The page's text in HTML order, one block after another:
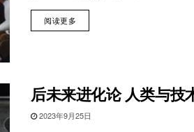
阅读更多
后未来进化论 人类与技
2023年9月25日